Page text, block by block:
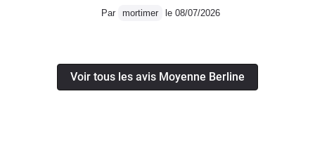
Par mortimer le 08/07/2026
Voir tous les avis Moyenne Berline